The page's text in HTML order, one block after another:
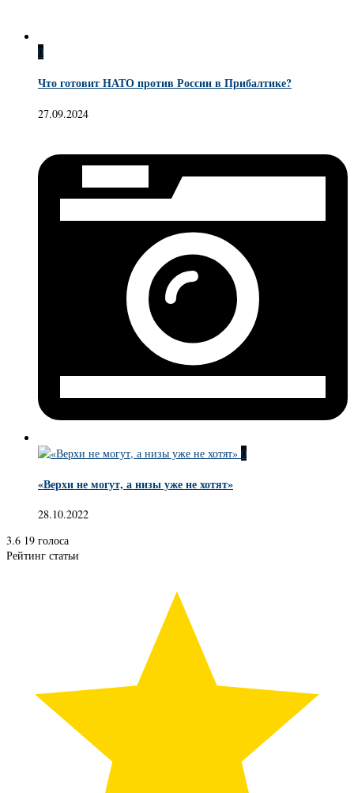
0
Что готовит НАТО против России в Прибалтике?
27.09.2024
0
«Верхи не могут, а низы уже не хотят»
28.10.2022
3.6 19 голоса
Рейтинг статьи